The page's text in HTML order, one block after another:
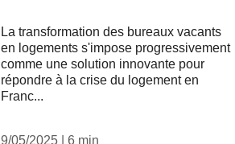
La transformation des bureaux vacants
en logements s'impose progressivement
comme une solution innovante pour
répondre à la crise du logement en
Franc...
9/05/2025 6 min